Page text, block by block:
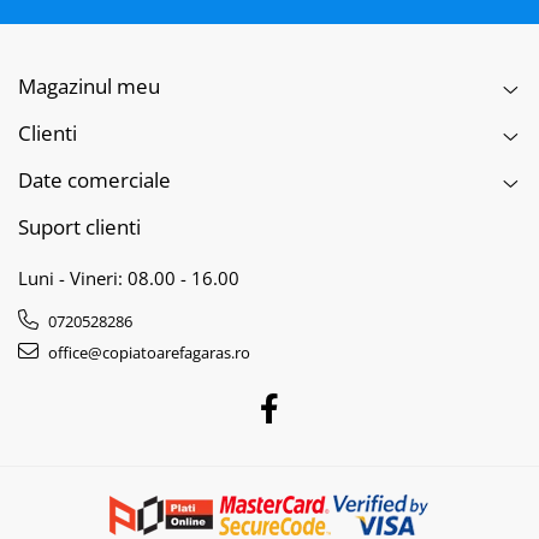
Magazinul meu
Clienti
Date comerciale
Suport clienti
Luni - Vineri: 08.00 - 16.00
0720528286
office@copiatoarefagaras.ro